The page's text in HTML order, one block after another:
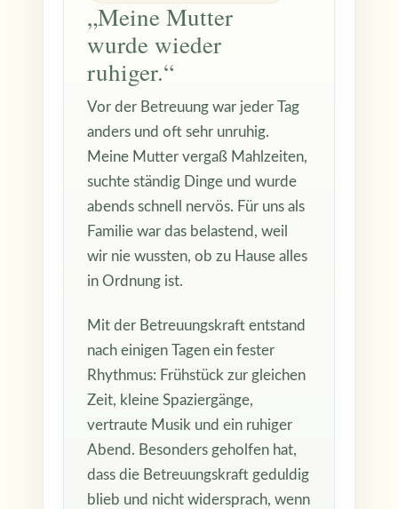
„Meine Mutter
wurde wieder
ruhiger.“
Vor der Betreuung war jeder Tag
anders und oft sehr unruhig.
Meine Mutter vergaß Mahlzeiten,
suchte ständig Dinge und wurde
abends schnell nervös. Für uns als
Familie war das belastend, weil
wir nie wussten, ob zu Hause alles
in Ordnung ist.
Mit der Betreuungskraft entstand
nach einigen Tagen ein fester
Rhythmus: Frühstück zur gleichen
Zeit, kleine Spaziergänge,
vertraute Musik und ein ruhiger
Abend. Besonders geholfen hat,
dass die Betreuungskraft geduldig
blieb und nicht widersprach, wenn